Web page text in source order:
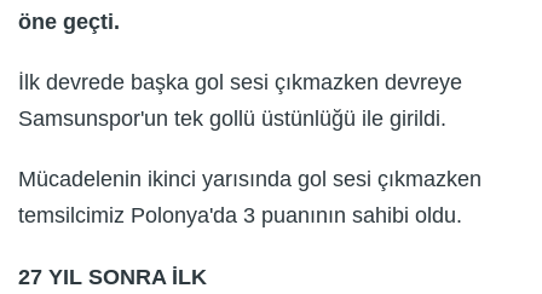
öne geçti.
İlk devrede başka gol sesi çıkmazken devreye
Samsunspor'un tek gollü üstünlüğü ile girildi.
Mücadelenin ikinci yarısında gol sesi çıkmazken
temsilcimiz Polonya'da 3 puanının sahibi oldu.
27 YIL SONRA İLK